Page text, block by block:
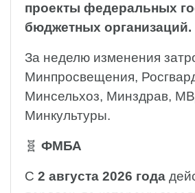
проекты федеральных
бюджетных организаций.
За неделю изменения
Минпросвещения,
Минсельхоз, Минздрав,
Минкультуры.
🧬 ФМБА
С 2 августа 2026 года